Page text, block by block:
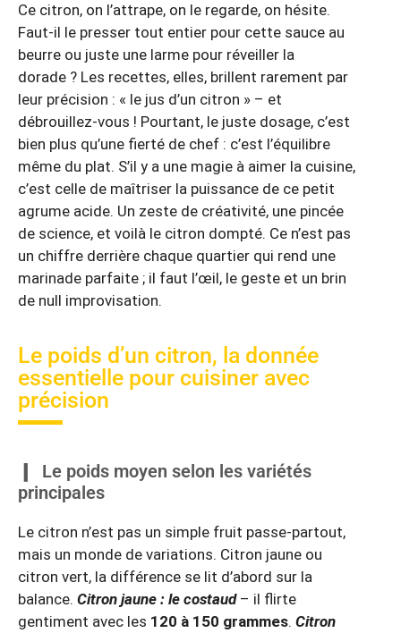
Ce citron, on l’attrape, on le regarde, on hésite.
Faut-il le presser tout entier pour cette sauce au
beurre ou juste une larme pour réveiller la
dorade ? Les recettes, elles, brillent rarement par
leur précision : « le jus d’un citron » – et
débrouillez-vous ! Pourtant, le juste dosage, c’est
bien plus qu’une fierté de chef : c’est l’équilibre
même du plat. S’il y a une magie à aimer la cuisine,
c’est celle de maîtriser la puissance de ce petit
agrume acide. Un zeste de créativité, une pincée
de science, et voilà le citron dompté. Ce n’est pas
un chiffre derrière chaque quartier qui rend une
marinade parfaite ; il faut l’œil, le geste et un brin
de null improvisation.
Le poids d’un citron, la donnée
essentielle pour cuisiner avec
précision
Le poids moyen selon les variétés
principales
Le citron n’est pas un simple fruit passe-partout,
mais un monde de variations. Citron jaune ou
citron vert, la différence se lit d’abord sur la
balance. Citron jaune : le costaud– il flirte
gentiment avec les 120 à 150 grammes. Citron